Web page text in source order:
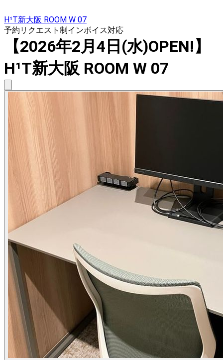
H¹T新大阪 ROOM W 07
予約リクエスト制インボイス対応
【2026年2月4日(水)OPEN!】
H¹T新大阪 ROOM W 07